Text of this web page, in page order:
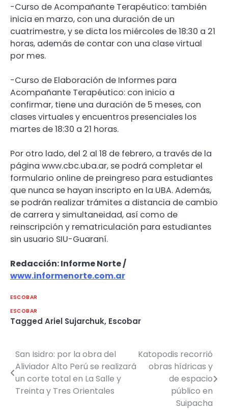
-Curso de Acompañante Terapéutico: también
inicia en marzo, con una duración de un
cuatrimestre, y se dicta los miércoles de 18:30 a 21
horas, además de contar con una clase virtual
por mes.
-Curso de Elaboración de Informes para
Acompañante Terapéutico: con inicio a
confirmar, tiene una duración de 5 meses, con
clases virtuales y encuentros presenciales los
martes de 18:30 a 21 horas.
Por otro lado, del 2 al 18 de febrero, a través de la
página www.cbc.uba.ar, se podrá completar el
formulario online de preingreso para estudiantes
que nunca se hayan inscripto en la UBA. Además,
se podrán realizar trámites a distancia de cambio
de carrera y simultaneidad, así como de
reinscripción y rematriculación para estudiantes
sin usuario SIU-Guaraní.
Redacción: Informe Norte /
www.informenorte.com.ar
ESCOBAR
ESCOBAR
Tagged Ariel Sujarchuk, Escobar
Navegación
de
entradas
San Isidro: por la obra del
Aliviador Alto Perú se realizará
un corte total en La Salle y
Treinta y Tres Orientales
Katopodis recorrió
obras hídricas y
de espacio
público en
Suipacha